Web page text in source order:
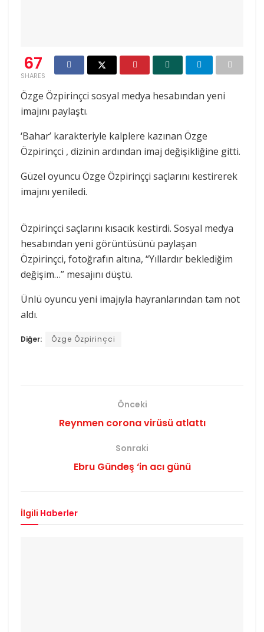
67
SHARES
Özge Özpirinçci sosyal medya hesabından yeni
imajını paylaştı.
‘Bahar’ karakteriyle kalplere kazınan Özge
Özpirinçci , dizinin ardından imaj değişikliğine gitti.
Güzel oyuncu Özge Özpirinççi saçlarını kestirerek
imajını yeniledi.
Özpirinçci saçlarını kısacık kestirdi. Sosyal medya
hesabından yeni görüntüsünü paylaşan
Özpirinçci, fotoğrafın altına, “Yıllardır beklediğim
değişim…” mesajını düştü.
Ünlü oyuncu yeni imajıyla hayranlarından tam not
aldı.
Diğer: Özge Özpirinçci
Önceki
Reynmen corona virüsü atlattı
Sonraki
Ebru Gündeş ‘in acı günü
İlgili Haberler